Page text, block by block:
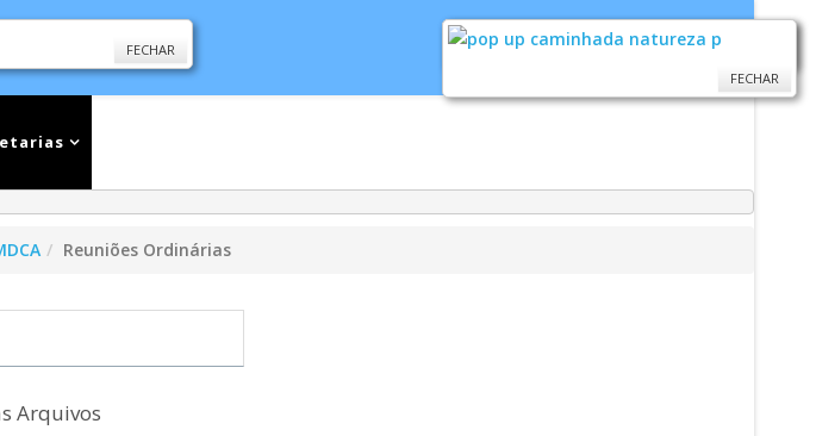
Reuniões Ordinárias
Arquivos
FECHAR
FECHAR